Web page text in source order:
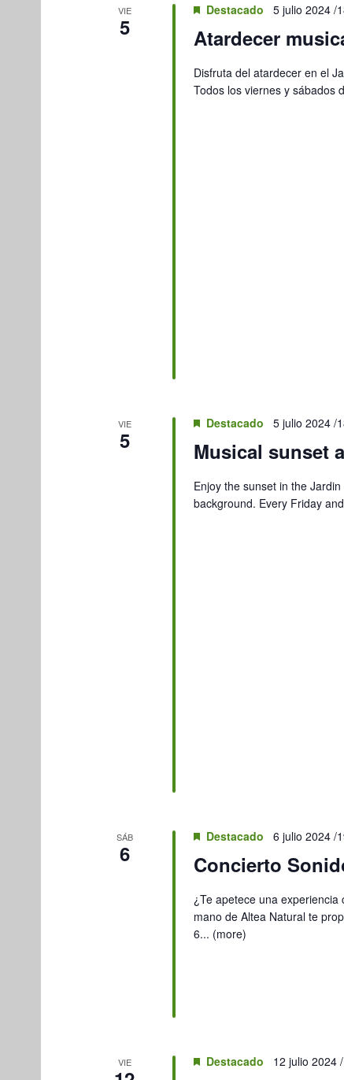
VIE
5 Atardecer
Destacado 5 julio 2024 /
Disfruta del atardecer en el
Todos los viernes y sábados
VIE
5 Musical sunset
Destacado 5 julio 2024 /
Enjoy the sunset in the
background. Every Friday
SÁB
6 Concierto
Destacado 6 julio 2024 /
¿Te apetece una
mano de Altea Natural te
6... (more)
VIE Destacado 12 julio 2024